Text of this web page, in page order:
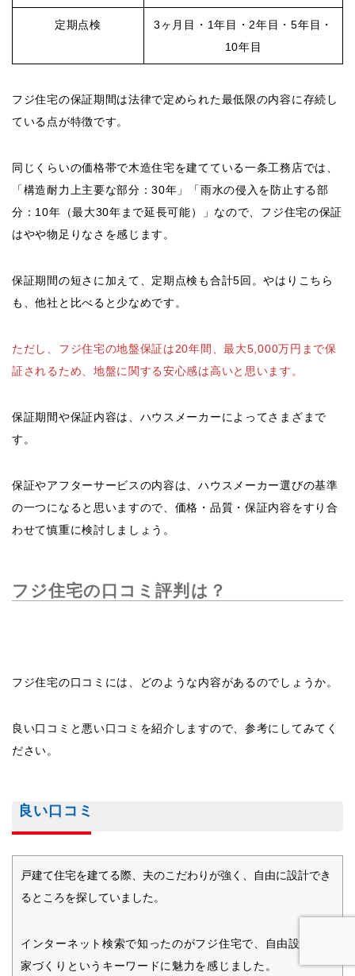
定期点検
3ヶ月目・1年目・2年目・5年目・
10年目
フジ住宅の保証期間は法律で定められた最低限の内容に存続し
ている点が特徴です。
同じくらいの価格帯で木造住宅を建てている一条工務店では、
「構造耐力上主要な部分：30年」「雨水の侵入を防止する部
分：10年（最大30年まで延長可能）」なので、フジ住宅の保証
はやや物足りなさを感じます。
保証期間の短さに加えて、定期点検も合計5回。やはりこちら
も、他社と比べると少なめです。
ただし、フジ住宅の地盤保証は20年間、最大5,000万円まで保
証されるため、地盤に関する安心感は高いと思います。
保証期間や保証内容は、ハウスメーカーによってさまざまで
す。
保証やアフターサービスの内容は、ハウスメーカー選びの基準
の一つになると思いますので、価格・品質・保証内容をすり合
わせて慎重に検討しましょう。
フジ住宅の口コミ評判は？
フジ住宅の口コミには、どのような内容があるのでしょうか。
良い口コミと悪い口コミを紹介しますので、参考にしてみてく
ださい。
良い口コミ
戸建て住宅を建てる際、夫のこだわりが強く、自由に設計でき
るところを探していました。
インターネット検索で知ったのがフジ住宅で、自由設計の
家づくりというキーワードに魅力を感じました。